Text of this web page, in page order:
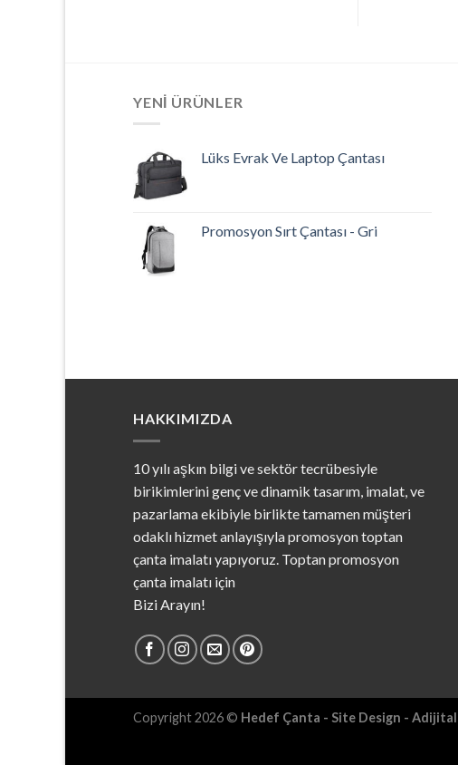
YENI ÜRÜNLER
Lüks Evrak Ve Laptop Çantası
Promosyon Sırt Çantası - Gri
HAKKIMIZDA
10 yılı aşkın bilgi ve sektör tecrübesiyle
birikimlerini genç ve dinamik tasarım, imalat, ve
pazarlama ekibiyle birlikte tamamen müşteri
odaklı hizmet anlayışıyla promosyon toptan
çanta imalatı yapıyoruz. Toptan promosyon
çanta imalatı için
Bizi Arayın!
Copyright 2026 © Hedef Çanta - Site Design - Adijital